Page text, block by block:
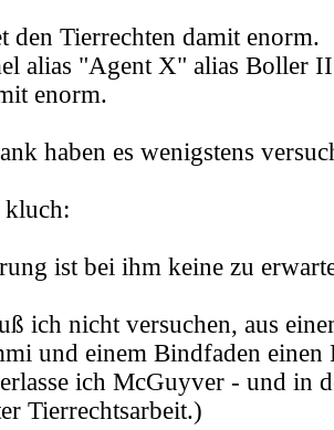
den Tierrechten damit enorm.
alias "Agent X" alias Boller II
enorm.
haben es wenigstens
kluch:
ist bei ihm keine zu
ich nicht versuchen, aus
und einem Bindfaden einen
ich McGuyver - und in
Tierrechtsarbeit.)